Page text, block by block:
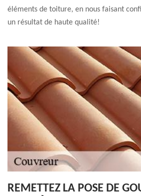
éléments de toiture, en nous faisant
un résultat de haute qualité!
REMETTEZ LA POSE DE